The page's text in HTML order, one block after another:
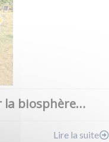
la biosphère…
Lire la suite